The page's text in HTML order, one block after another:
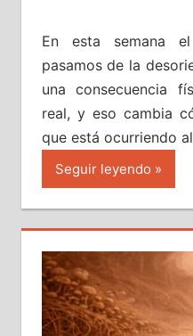
En esta semana
pasamos de la
una consecuencia
real, y eso cambia
que está ocurriendo
Seguir leyendo